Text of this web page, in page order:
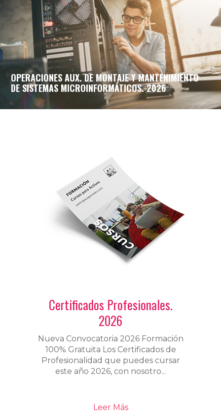
OPERACIONES AUX. DE MONTAJE Y MANTENIMIENTO
DE SISTEMAS MICROINFORMÁTICOS. 2026
Certificados Profesionales.
2026
Nueva Convocatoria 2026 Formación
100% Gratuita Los Certificados de
Profesionalidad que puedes cursar
este año 2026, con nosotro...
Leer Más